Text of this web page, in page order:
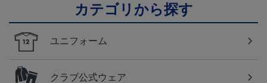
カテゴリから探す
ユニフォーム
クラブ公式ウェア